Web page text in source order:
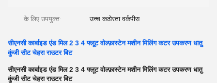
के लिए उपयुक्त: उच्च कठोरता वर्कपीस
सीएनसी कार्बाइड एंड मिल 2 3 4 फ्लूट वोल्फ़ास्टेन मशीन मिलिंग कटर उपकरण धातु
कुंजी सीट चेहरा राउटर बिट
सीएनसी कार्बाइड एंड मिल 2 3 4 फ्लूट वोल्फ़ास्टेन मशीन मिलिंग कटर उपकरण धातु
कुंजी सीट चेहरा राउटर बिट